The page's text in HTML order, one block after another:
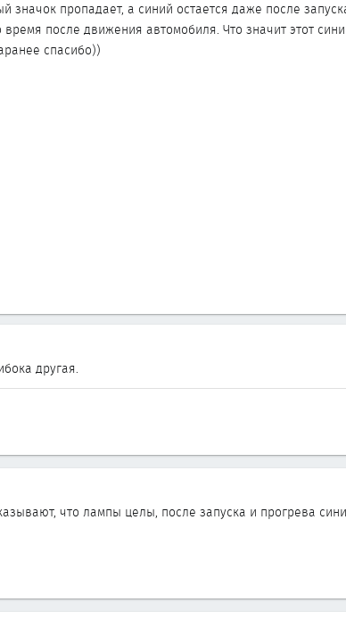
значок пропадает, а синий остается даже после
время после движения автомобиля. Что значит этот
спасибо))
другая.
что лампы целы, после запуска и прогрева